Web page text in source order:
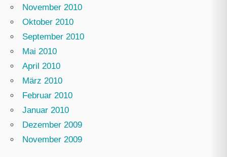
November 2010
Oktober 2010
September 2010
Mai 2010
April 2010
März 2010
Februar 2010
Januar 2010
Dezember 2009
November 2009